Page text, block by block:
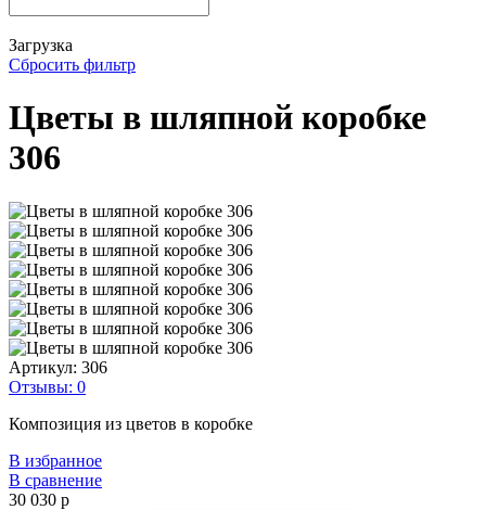
Загрузка
Сбросить фильтр
Цветы в шляпной коробке
306
Артикул: 306
Отзывы: 0
Композиция из цветов в коробке
В избранное
В сравнение
30 030 p